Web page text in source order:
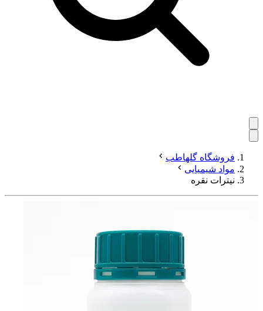
فروشگاه گلهاطب
مواد شیمیایی
نیترات نقره